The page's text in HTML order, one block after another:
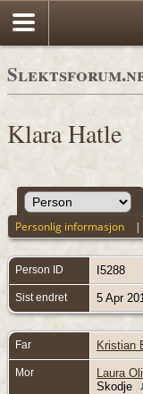
Klara Hatle
Personlig informasjon
Person ID I5288
Sist endret 5 Apr
Far Kristian
Mor Laura
Skodje